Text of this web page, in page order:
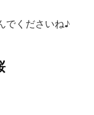
でくださいね♪